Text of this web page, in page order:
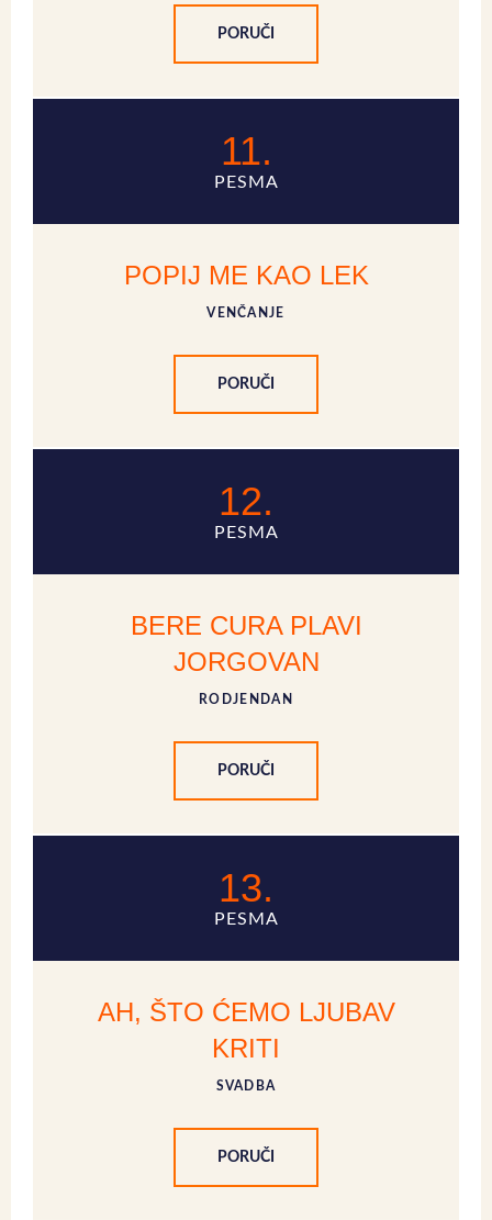
PORUČI
11.
PESMA
POPIJ ME KAO LEK
VENČANJE
PORUČI
12.
PESMA
BERE CURA PLAVI
JORGOVAN
RODJENDAN
PORUČI
13.
PESMA
AH, ŠTO ĆEMO LJUBAV
KRITI
SVADBA
PORUČI